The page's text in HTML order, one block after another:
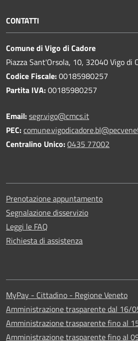
CONTATTI
Comune di Vigo di Cadore
Piazza Sant'Orsola, 10, 32040 Vigo di
Codice Fiscale:00185980257
Partita IVA:00185980257
Email:segr.vigo@cmcs.it
PEC:
Centralino Unico:0435 77002
Prenotazione appuntamento
Segnalazione disservizio
Leggi le FAQ
Richiesta di assistenza
MyPay - Cittadino - Regione Veneto
Amministrazione trasparente dal 16/
Amministrazione trasparente fino al
Amministrazione trasparente fino al